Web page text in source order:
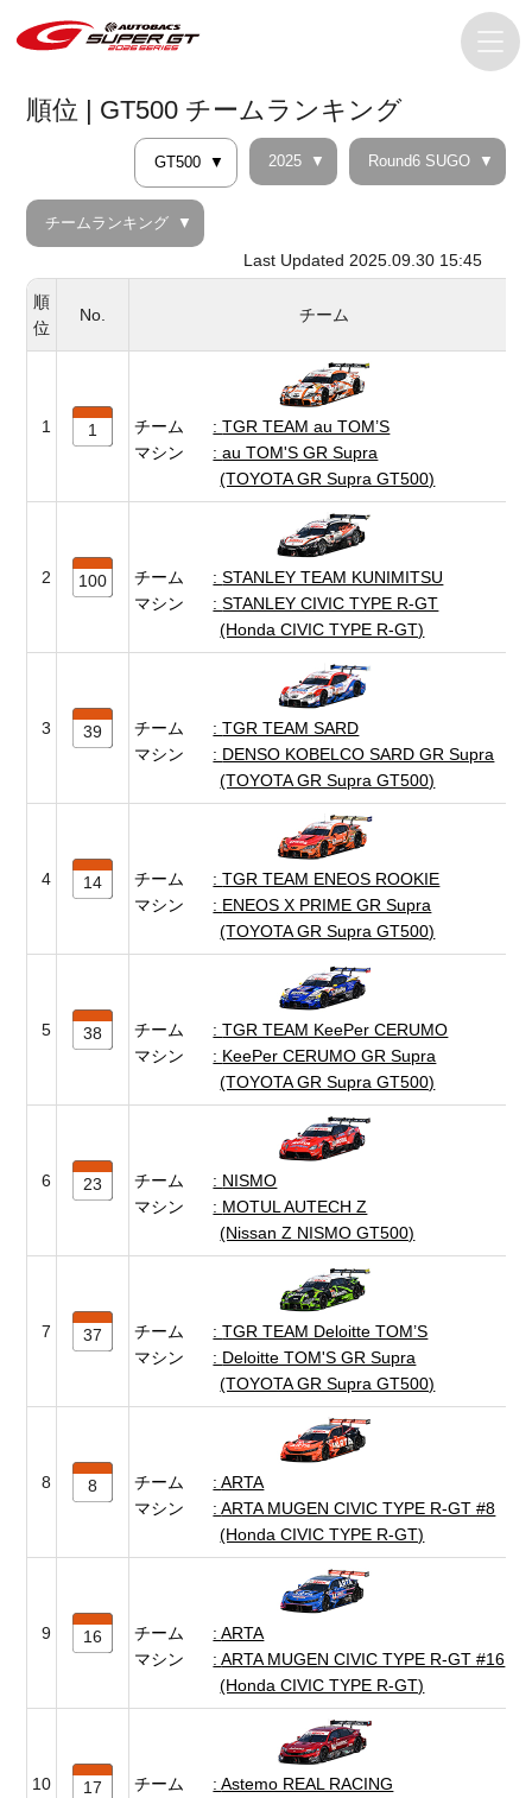
順位 | GT500 チームランキング
GT500 2025 Round6 SUGO
チームランキング
Last Updated 2025.09.30 15:45
順
位
No. チーム
1 1 チーム
TGR TEAM au TOM’S
マシン
au TOM'S GR Supra
(TOYOTA GR Supra GT500)
2 100 チーム
STANLEY TEAM KUNIMITSU
マシン
STANLEY CIVIC TYPE R-GT
(Honda CIVIC TYPE R-GT)
3 39 チーム
TGR TEAM SARD
マシン
DENSO KOBELCO SARD GR Supra
(TOYOTA GR Supra GT500)
4 14 チーム
TGR TEAM ENEOS ROOKIE
マシン
ENEOS X PRIME GR Supra
(TOYOTA GR Supra GT500)
5 38 チーム
TGR TEAM KeePer CERUMO
マシン
KeePer CERUMO GR Supra
(TOYOTA GR Supra GT500)
6 23 チーム
NISMO
マシン
MOTUL AUTECH Z
(Nissan Z NISMO GT500)
7 37 チーム
TGR TEAM Deloitte TOM’S
マシン
Deloitte TOM'S GR Supra
(TOYOTA GR Supra GT500)
8 8 チーム
ARTA
マシン
ARTA MUGEN CIVIC TYPE R-GT #8
(Honda CIVIC TYPE R-GT)
9 16 チーム
ARTA
マシン
ARTA MUGEN CIVIC TYPE R-GT #16
(Honda CIVIC TYPE R-GT)
10 17 チーム
Astemo REAL RACING